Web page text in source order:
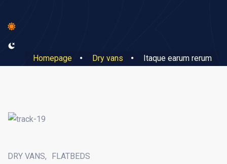
Homepage Dry vans Itaque earum rerum
DRY VANS
FLATBEDS